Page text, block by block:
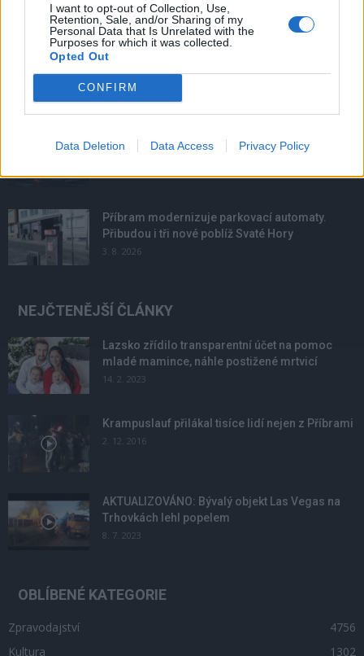
I want to opt-out of Collection, Use,
Retention, Sale, and/or Sharing of my
Personal Data that Is Unrelated with the
Purposes for which it was collected.
Opted Out
CONFIRM
Data Deletion Data Access Privacy Policy
NOVINKY
Obděnice vzpomínaly na filmovou legendu
Většina koupališť na Příbramsku nabízí výborné
podmínky. Horší voda je jen...
Příbram modernizuje parkovací automaty.
Přibudou i tři nové poblíž Svaté Hory
3. 8. 2026
NEJČTENĚJŠÍ ČLÁNKY
Lazsko zřídilo transparentní účet na pomoc
mladé mamince, náhle postižené mrtvicí
14. 2. 2023
Krampuslauf přilákal tisíce lidí nejen z Příbrami
2. 12. 2016
AKTUALIZOVÁNO: Bývalý objekt Las Vegas na
Trhovkách lehl popelem
8. 7. 2023
OBLÍBENÉ KATEGORIE
Zpravodajství
4756
Kultura
1302